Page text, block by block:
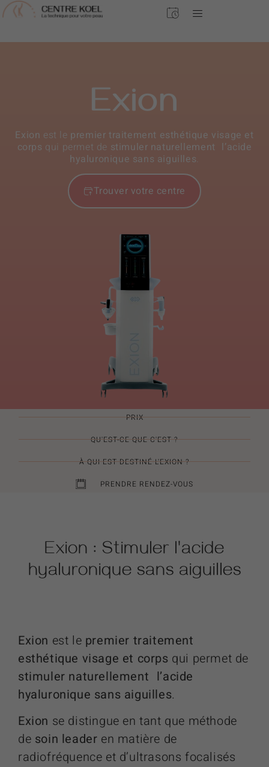
Exion
Exion est le premier traitement esthétique visage et
corps qui permet de stimuler naturellement l’acide
hyaluronique sans aiguilles.
Trouver votre centre
PRIX
QU'EST-CE QUE C'EST ?
À QUI EST DESTINÉ L'EXION ?
PRENDRE RENDEZ-VOUS
Exion : Stimuler l'acide
hyaluronique sans aiguilles
Exion est le premier traitement
esthétique visage et corps qui permet de
stimuler naturellement l’acide
hyaluronique sans aiguilles.
Exion se distingue en tant que méthode
de soin leader en matière de
radiofréquence et d’ultrasons focalisés